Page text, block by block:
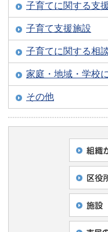
子育てに関する支
子育て支援施設
子育てに関する相
家庭・地域・学校
その他